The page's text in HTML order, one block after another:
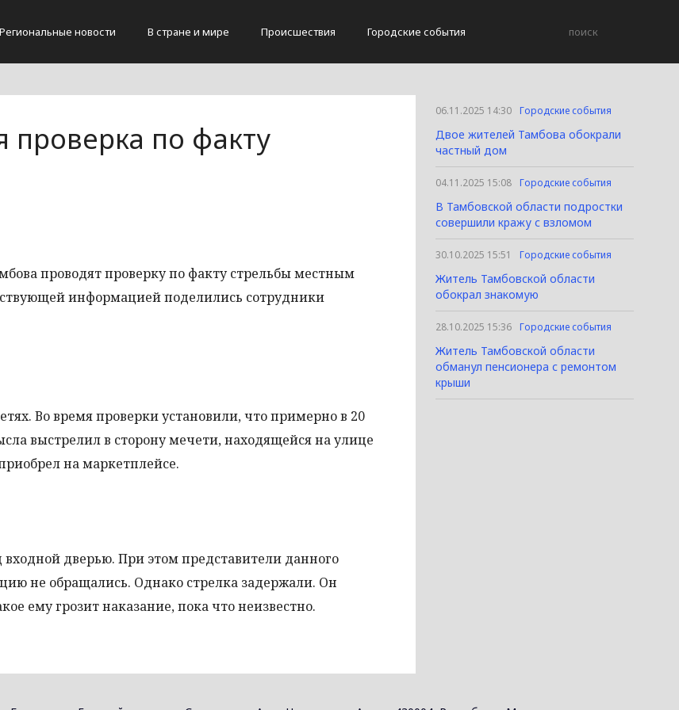
Региональные новости В стране и мире Происшествия Городские события
проверка по факту
проводят проверку по факту стрельбы местным
информацией поделились сотрудники
Во время проверки установили, что примерно в 20
выстрелил в сторону мечети, находящейся на улице
на маркетплейсе.
дверью. При этом представители данного
не обращались. Однако стрелка задержали. Он
ему грозит наказание, пока что неизвестно.
06.11.2025 14:30 Городские события
Двое жителей Тамбова обокрали
частный дом
04.11.2025 15:08 Городские события
В Тамбовской области подростки
совершили кражу с взломом
30.10.2025 15:51 Городские события
Житель Тамбовской области
обокрал знакомую
28.10.2025 15:36 Городские события
Житель Тамбовской области
обманул пенсионера с ремонтом
крыши